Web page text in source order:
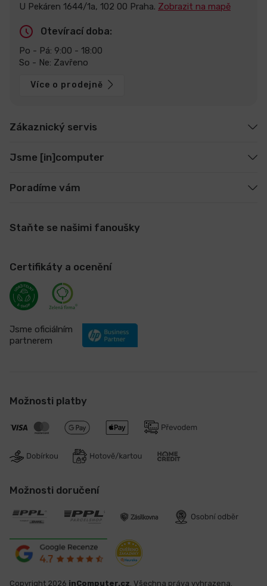
U Pekáren 1644/1a, 102 00 Praha. Zobrazit na mapě
Otevírací doba:
Po - Pá: 9:00 - 18:00
So - Ne: Zavřeno
Více o prodejně
Zákaznický servis
Jsme [in]computer
Poradíme vám
Staňte se našimi fanoušky
Certifikáty a ocenění
Jsme oficiálním
partnerem
Možnosti platby
Možnosti doručení
Copyright 2026 inComputer.cz. Všechna práva vyhrazena.